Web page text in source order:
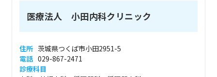
医療法人 小田内科クリニック
住所 茨城県つくば市小田2951-5
電話 029-867-2471
診療科目